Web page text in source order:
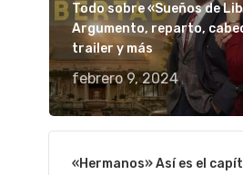
Todo sobre «Sueños de
Argumento, reparto,
trailer y más
febrero 9, 2024
«Hermanos» Así es el